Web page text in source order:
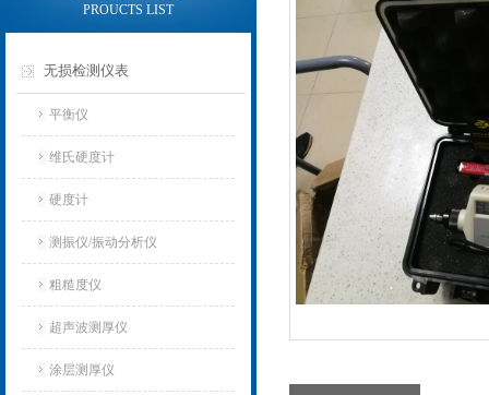
PROUCTS LIST
无损检测仪表
平衡仪
维氏硬度计
硬度计
测振仪/振动分析仪
粗糙度仪
超声波测厚仪
涂层测厚仪